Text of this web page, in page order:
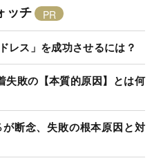
ッチ
レス」を成功させるには？
失敗の【本質的原因】とは何
が断念、失敗の根本原因と対